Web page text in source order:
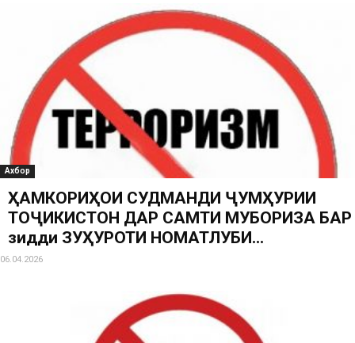
Ахбор
ҲАМКОРИҲОИ СУДМАНДИ ҶУМҲУРИИ
ТОҶИКИСТОН ДАР САМТИ МУБОРИЗА БАР
зидди ЗУҲУРОТИ НОМАТЛУБИ...
06.04.2026